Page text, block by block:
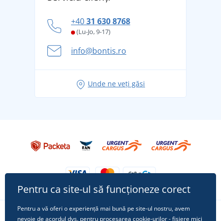
și în siguranță
Aventura de vară începe cu bagajul - pregătiți-vă
Tricoul preferat City în rol principal: ținute pentru
+4031 630 8768
(Lu-Jo, 9-17)
info@bontis.ro
Unde ne veți găsi
Pentru ca site-ul să funcționeze corect
Pentru a vă oferi o experiență mai bună pe site-ul nostru, avem
nevoie de acordul dvs. pentru procesarea cookie-urilor- fișiere mici